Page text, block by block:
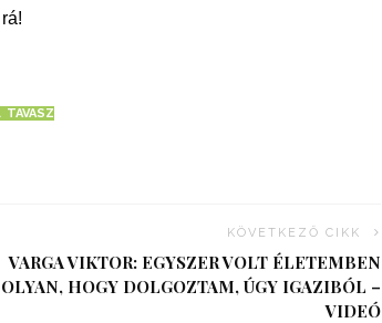
TAVASZ
KÖVETKEZŐ CIKK
VARGA VIKTOR: EGYSZER VOLT ÉLETEMBEN
OLYAN, HOGY DOLGOZTAM, ÚGY IGAZIBÓL –
VIDEÓ